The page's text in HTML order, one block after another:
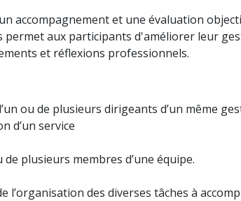
accompagnement et une évaluation
permet aux participants d'améliorer leur
et réflexions professionnels.
ou de plusieurs dirigeants d’un même
d’un service
plusieurs membres d’une équipe.
l’organisation des diverses tâches à